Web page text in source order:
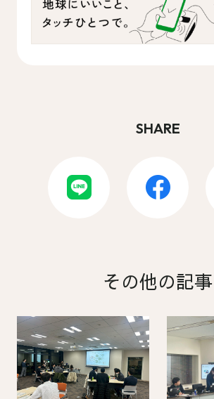
SHARE
その他の記事